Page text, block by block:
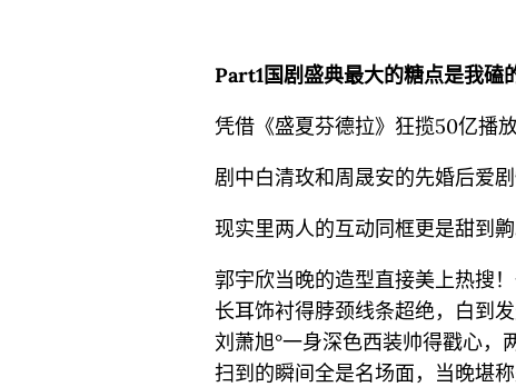
Part1国剧盛典最大的糖点是我磕
凭借《盛夏芬德拉》狂揽50亿播放
剧中白清玫和周晟安的先婚后爱剧
现实里两人的互动同框更是甜到齁
郭宇欣当晚的造型直接美上热搜
长耳饰衬得脖颈线条超绝，白到
刘萧旭°一身深色西装帅得戳心，
扫到的瞬间全是名场面，当晚堪称